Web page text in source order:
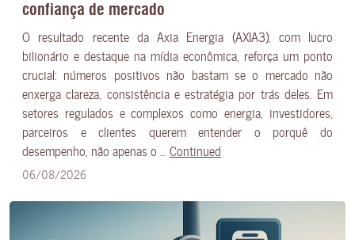
confiança de mercado
O resultado recente da Axia Energia (AXIA3), com lucro
bilionário e destaque na mídia econômica, reforça um ponto
crucial: números positivos não bastam se o mercado não
enxerga clareza, consistência e estratégia por trás deles. Em
setores regulados e complexos como energia, investidores,
parceiros e clientes querem entender o porquê do
desempenho, não apenas o … Continued
06/08/2026